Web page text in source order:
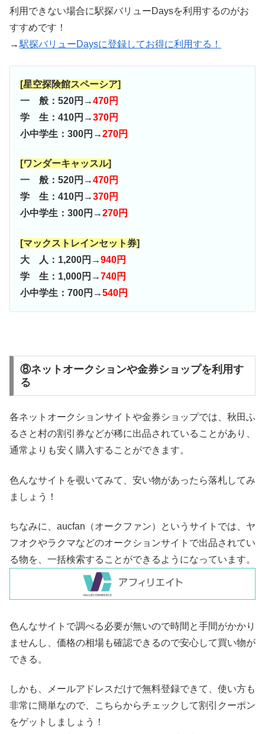
利用できない場合に駅探バリューDaysを利用するのがお
すすめです！
→ 駅探バリューDaysに登録してお得に利用する！
[星空探険館スペーシア]
一 般：520円→470円
学 生：410円→370円
小中学生：300円→270円
[ワンダーキャッスル]
一 般：520円→470円
学 生：410円→370円
小中学生：300円→270円
[マックストレインセット券]
大 人：1,200円→940円
学 生：1,000円→740円
小中学生：700円→540円
⑧ネットオークションや金券ショップを利用す
る
各ネットオークションサイトや金券ショップでは、秋田ふ
るさと村の割引券などが稀に出品されていることがあり、
通常よりも安く購入することができます。
色んなサイトを覗いてみて、安い物があったら落札してみ
ましょう！
ちなみに、aucfan（オークファン）というサイトでは、ヤ
フオクやラクマなどのオークションサイトで出品されてい
る物を、一括検索することができるようになっています。
色んなサイトで調べる必要が無いので時間と手間がかかり
ませんし、価格の相場も確認できるので安心して買い物が
できる。
しかも、メールアドレスだけで無料登録できて、使い方も
非常に簡単なので、こちらからチェックして割引クーポン
をゲットしましょう！